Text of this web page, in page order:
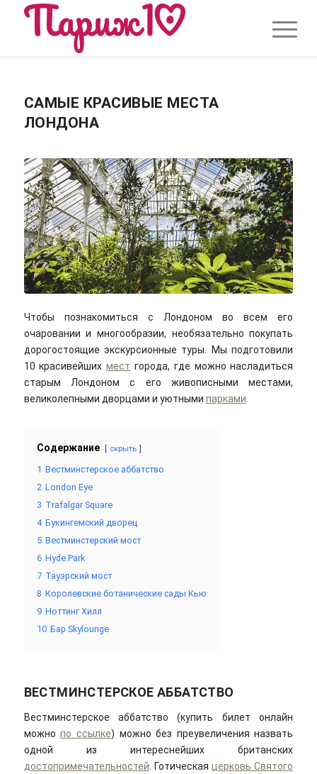
САМЫЕ КРАСИВЫЕ МЕСТА
ЛОНДОНА
Чтобы познакомиться с Лондоном во всем его
очаровании и многообразии, необязательно покупать
дорогостоящие экскурсионные туры. Мы подготовили
10 красивейшихмест города, где можно насладиться
старым Лондоном с его живописными местами,
великолепными дворцами и уютными парками
Содержание скрыть
1 Вестминстерское аббатство
2 London Eye
3 Trafalgar Square
4 Букингемский дворец
5 Вестминстерский мост
6 Hyde Park
7 Тауэрский мост
8 Королевские ботанические сады Кью
9 Ноттинг Хилл
10 Бар Skylounge
ВЕСТМИНСТЕРСКОЕ АББАТСТВО
Вестминстерское аббатство (купить билет онлайн
можнопо ссылке) можно без преувеличения назвать
одной из интереснейших британских
достопримечательностей . Готическаяцерковь Святого